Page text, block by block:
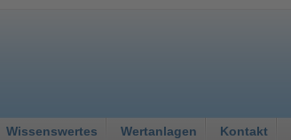
Wissenswertes Wertanlagen Kontakt